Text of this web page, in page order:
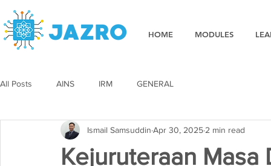
HOME MODULES
All Posts AINS IRM GENERAL
Kejuruteraan Masa
Ismail Samsuddin Apr 30, 2025 2 min read